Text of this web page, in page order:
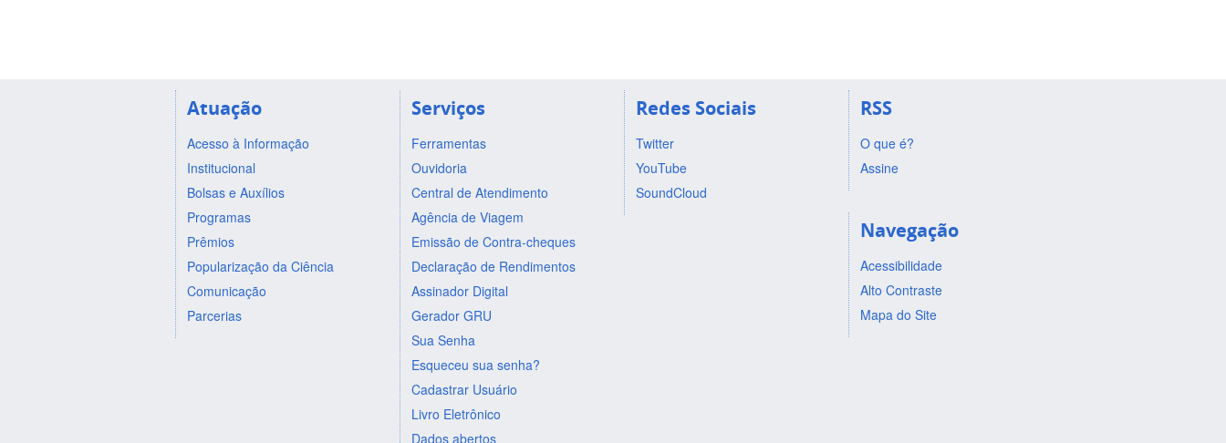
Atuação
Acesso à Informação
Institucional
Bolsas e Auxílios
Programas
Prêmios
Popularização da Ciência
Comunicação
Parcerias
Serviços
Ferramentas
Ouvidoria
Central de Atendimento
Agência de Viagem
Emissão de Contra-cheques
Declaração de Rendimentos
Assinador Digital
Gerador GRU
Sua Senha
Esqueceu sua senha?
Cadastrar Usuário
Livro Eletrônico
Dados abertos
Redes Sociais
Twitter
YouTube
SoundCloud
RSS
O que é?
Assine
Navegação
Acessibilidade
Alto Contraste
Mapa do Site